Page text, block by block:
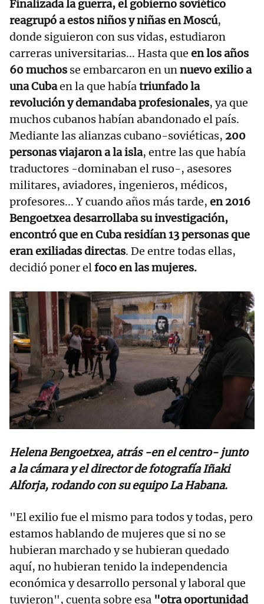
Finalizada la guerra, el gobierno soviético
reagrupó a estos niños y niñas en Moscú,
donde siguieron con sus vidas, estudiaron
carreras universitarias... Hasta que en los años
60 muchos se embarcaron en unnuevo exilio a
una Cubaen la que habíatriunfado la
revolución y demandaba profesionales, ya que
muchos cubanos habían abandonado el país.
Mediante las alianzas cubano-soviéticas, 200
personas viajaron a la isla, entre las que había
traductores -dominaban el ruso-, asesores
militares, aviadores, ingenieros, médicos,
profesores... Y cuando años más tarde, en 2016
Bengoetxea desarrollaba su investigación,
encontró que en Cuba residían 13 personas que
eran exiliadas directas. De entre todas ellas,
decidió poner elfoco en las mujeres.
Helena Bengoetxea, atrás -en el centro- junto
a la cámara y el director de fotografía Iñaki
Alforja, rodando con su equipo La Habana.
"El exilio fue el mismo para todos y todas, pero
estamos hablando de mujeres que si no se
hubieran marchado y se hubieran quedado
aquí, no hubieran tenido la independencia
económica y desarrollo personal y laboral que
tuvieron", cuenta sobre esa "otra oportunidad